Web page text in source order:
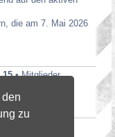
zu
die am 7. Mai 2026
15• Mitglieder